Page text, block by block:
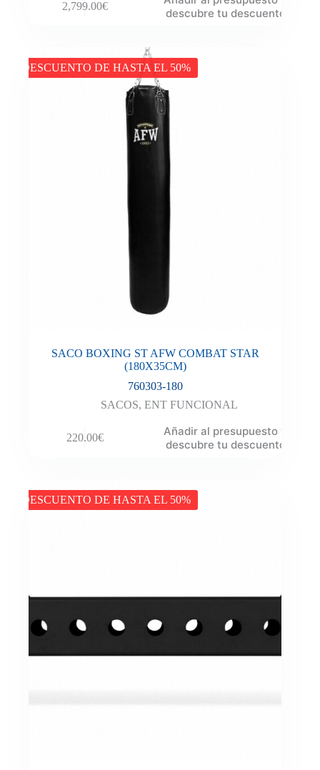
2,799.00€
descubre tu descuento
DESCUENTO DE HASTA EL 50%
SACO BOXING ST AFW COMBAT STAR
(180X35CM)
760303-180
SACOS,ENT FUNCIONAL
220.00€
Añadir al presupuesto y
descubre tu descuento
DESCUENTO DE HASTA EL 50%